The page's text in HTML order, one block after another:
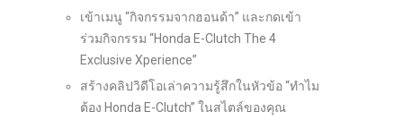
เข้าเมนู “กิจกรรมจากฮอนด้า” และกดเข้า
ร่วมกิจกรรม “Honda E-Clutch The 4
Exclusive Xperience”
สร้างคลิปวิดีโอเล่าความรู้สึกในหัวข้อ “ทำไม
ต้อง Honda E-Clutch” ในสไตล์ของคุณ